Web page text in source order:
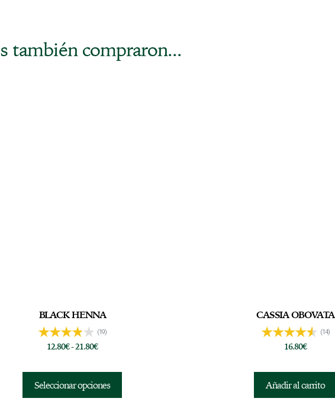
también compraron...
BLACK HENNA
(19)
12.80€-21.80€
Seleccionar opciones
CASSIA OBOVATA
(14)
16.80€
Añadir al carrito